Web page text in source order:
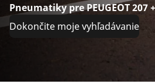
Pneumatiky pre PEUGEOT 207 +
Dokončite moje vyhľadávanie